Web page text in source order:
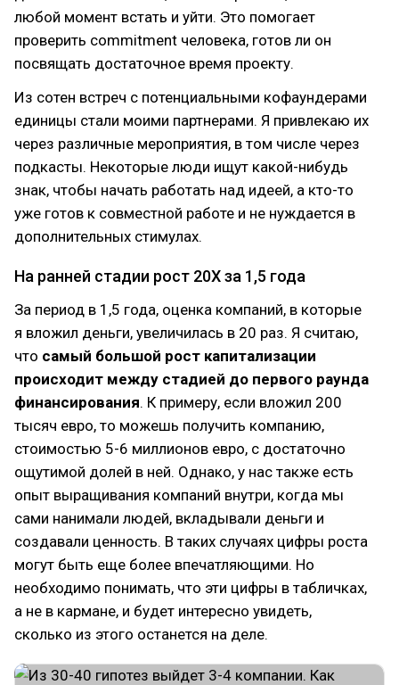
любой момент встать и уйти. Это помогает
проверить commitment человека, готов ли он
посвящать достаточное время проекту.
Из сотен встреч с потенциальными кофаундерами
единицы стали моими партнерами. Я привлекаю их
через различные мероприятия, в том числе через
подкасты. Некоторые люди ищут какой-нибудь
знак, чтобы начать работать над идеей, а кто-то
уже готов к совместной работе и не нуждается в
дополнительных стимулах.
На ранней стадии рост 20Х за 1,5 года
За период в 1,5 года, оценка компаний, в которые
я вложил деньги, увеличилась в 20 раз. Я считаю,
что самый большой рост капитализации
происходит между стадией до первого раунда
финансирования. К примеру, если вложил 200
тысяч евро, то можешь получить компанию,
стоимостью 5-6 миллионов евро, с достаточно
ощутимой долей в ней. Однако, у нас также есть
опыт выращивания компаний внутри, когда мы
сами нанимали людей, вкладывали деньги и
создавали ценность. В таких случаях цифры роста
могут быть еще более впечатляющими. Но
необходимо понимать, что эти цифры в табличках,
а не в кармане, и будет интересно увидеть,
сколько из этого останется на деле.